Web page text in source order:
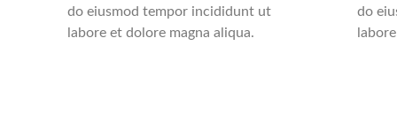
do eiusmod tempor incididunt ut
labore et dolore magna aliqua.
do